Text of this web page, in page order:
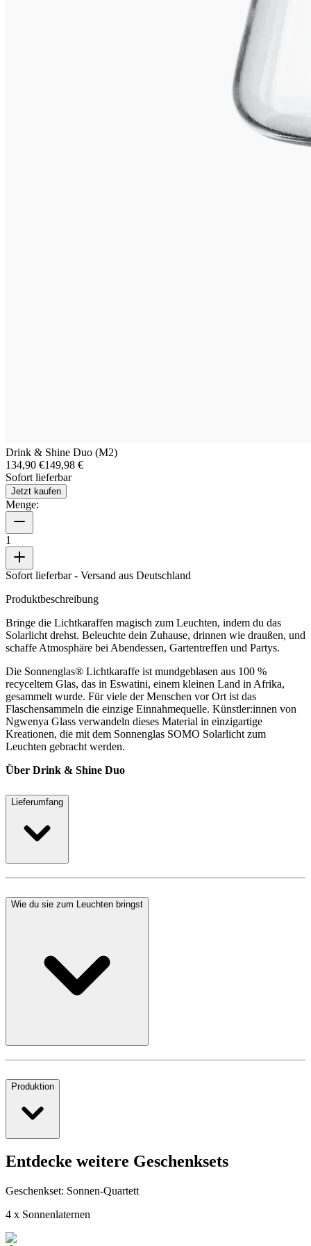
Drink & Shine Duo (M2)
134,90 €149,98 €
Sofort lieferbar
Jetzt kaufen
Menge:
1
Sofort lieferbar - Versand aus Deutschland
Produktbeschreibung
Bringe die Lichtkaraffen magisch zum Leuchten, indem du das
Solarlicht drehst. Beleuchte dein Zuhause, drinnen wie draußen, und
schaffe Atmosphäre bei Abendessen, Gartentreffen und Partys.
Die Sonnenglas® Lichtkaraffe ist mundgeblasen aus 100 %
recyceltem Glas, das in Eswatini, einem kleinen Land in Afrika,
gesammelt wurde. Für viele der Menschen vor Ort ist das
Flaschensammeln die einzige Einnahmequelle. Künstler:innen von
Ngwenya Glass verwandeln dieses Material in einzigartige
Kreationen, die mit dem Sonnenglas SOMO Solarlicht zum
Leuchten gebracht werden.
Über Drink & Shine Duo
Lieferumfang
Wie du sie zum Leuchten bringst
Produktion
Entdecke weitere Geschenksets
Geschenkset: Sonnen-Quartett
4 x Sonnenlaternen